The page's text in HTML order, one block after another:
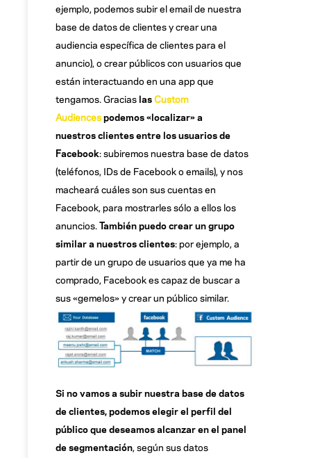
ejemplo, podemos subir el email de nuestra
base de datos de clientes y crear una
audiencia específica de clientes para el
anuncio), o crear públicos con usuarios que
están interactuando en una app que
tengamos. Gracias lasCustom
Audiencespodemos «localizar» a
nuestros clientes entre los usuarios de
Facebook: subiremos nuestra base de datos
(teléfonos, IDs de Facebook o emails), y nos
macheará cuáles son sus cuentas en
Facebook, para mostrarles sólo a ellos los
anuncios.También puedo crear un grupo
similar a nuestros clientes: por ejemplo, a
partir de un grupo de usuarios que ya me ha
comprado, Facebook es capaz de buscar a
sus «gemelos» y crear un público similar.
Si no vamos a subir nuestra base de datos
de clientes, podemos elegir el perfil del
público que deseamos alcanzar en el panel
de segmentación, según sus datos